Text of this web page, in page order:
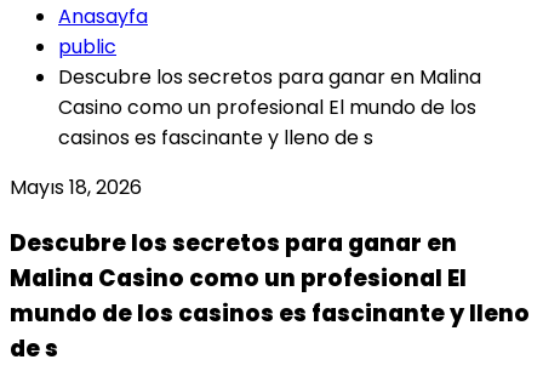
Anasayfa
public
Descubre los secretos para ganar en Malina
Casino como un profesional El mundo de los
casinos es fascinante y lleno de s
Mayıs 18, 2026
Descubre los secretos para ganar en
Malina Casino como un profesional El
mundo de los casinos es fascinante y lleno
de s